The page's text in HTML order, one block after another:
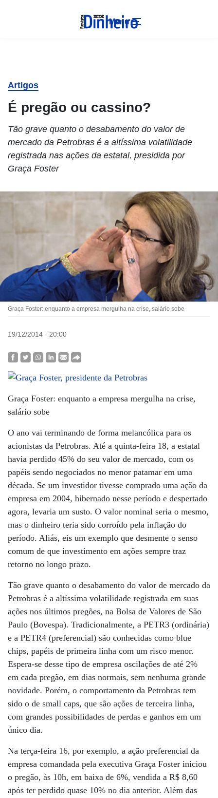
Menu
Artigos
É pregão ou cassino?
Tão grave quanto o desabamento do valor de
mercado da Petrobras é a altíssima volatilidade
registrada nas ações da estatal, presidida por
Graça Foster
Graça Foster: enquanto a empresa mergulha na crise, salário sobe
19/12/2014 - 20:00
Graça Foster: enquanto a empresa mergulha na crise,
salário sobe
O ano vai terminando de forma melancólica para os
acionistas da Petrobras. Até a quinta-feira 18, a estatal
havia perdido 45% do seu valor de mercado, com os
papéis sendo negociados no menor patamar em uma
década. Se um investidor tivesse comprado uma ação da
empresa em 2004, hibernado nesse período e despertado
agora, levaria um susto. O valor nominal seria o mesmo,
mas o dinheiro teria sido corroído pela inflação do
período. Aliás, eis um exemplo que desmente o senso
comum de que investimento em ações sempre traz
retorno no longo prazo.
Tão grave quanto o desabamento do valor de mercado da
Petrobras é a altíssima volatilidade registrada em suas
ações nos últimos pregões, na Bolsa de Valores de São
Paulo (Bovespa). Tradicionalmente, a PETR3 (ordinária)
e a PETR4 (preferencial) são conhecidas como blue
chips, papéis de primeira linha com um risco menor.
Espera-se desse tipo de empresa oscilações de até 2%
em cada pregão, em dias normais, sem nenhuma grande
novidade. Porém, o comportamento da Petrobras tem
sido o de small caps, que são ações de terceira linha,
com grandes possibilidades de perdas e ganhos em um
único dia.
Na terça-feira 16, por exemplo, a ação preferencial da
empresa comandada pela executiva Graça Foster iniciou
o pregão, às 10h, em baixa de 6%, vendida a R$ 8,60
após ter perdido quase 10% no dia anterior. Além das